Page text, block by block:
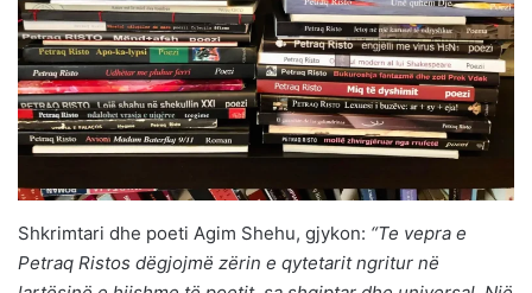
Shkrimtari dhe poeti Agim Shehu, gjykon: “Te vepra e
Petraq Ristos dëgjojmë zërin e qytetarit ngritur në